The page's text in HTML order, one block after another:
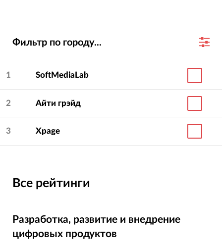
Фильтр по городу...
1 SoftMediaLab
2 Айти грэйд
3 Xpage
Все рейтинги
Разработка, развитие и внедрение
цифровых продуктов